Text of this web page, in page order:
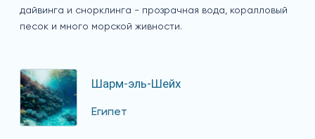
дайвинга и снорклинга - прозрачная вода, коралловый
песок и много морской живности.
Шарм-эль-Шейх
Египет